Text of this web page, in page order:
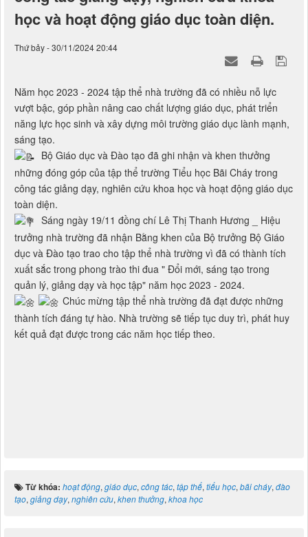
học và hoạt động giáo dục toàn diện.
Thứ bảy - 30/11/2024 20:44
Năm học 2023 - 2024 tập thể nhà trường đã có nhiều nỗ lực
vượt bậc, góp phần nâng cao chất lượng giáo dục, phát triển
năng lực học sinh và xây dựng môi trường giáo dục lành mạnh,
sáng tạo.
Bộ Giáo dục và Đào tạo đã ghi nhận và khen thưởng
những đóng góp của tập thể trường Tiểu học Bãi Cháy trong
công tác giảng dạy, nghiên cứu khoa học và hoạt động giáo dục
toàn diện.
Sáng ngày 19/11 đồng chí Lê Thị Thanh Hương _ Hiệu
trưởng nhà trường đã nhận Bằng khen của Bộ trưởng Bộ Giáo
dục và Đào tạo trao cho tập thể nhà trường vì đã có thành tích
xuất sắc trong phong trào thi đua " Đổi mới, sáng tạo trong
quản lý, giảng dạy và học tập" năm học 2023 - 2024.
Chúc mừng tập thể nhà trường đã đạt được những
thành tích đáng tự hào. Nhà trường sẽ tiếp tục duy trì, phát huy
kết quả đạt được trong các năm học tiếp theo.
Từ khóa: hoạt động, giáo dục, công tác, tập thể, tiểu học, bãi cháy, đào
tạo, giảng dạy, nghiên cứu, khen thưởng, khoa học